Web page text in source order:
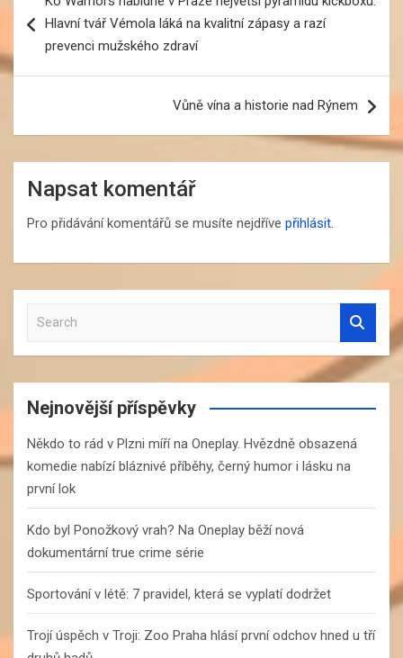
pro
příspěvek
Hlavní tvář Vémola láká na kvalitní zápasy a razí
prevenci mužského zdraví
Vůně vína a historie nad Rýnem
Napsat komentář
Pro přidávání komentářů se musíte nejdříve přihlásit.
a
r
c
Nejnovější příspěvky
Někdo to rád v Plzni míří na Oneplay. Hvězdně obsazená
komedie nabízí bláznivé příběhy, černý humor i lásku na
první lok
Kdo byl Ponožkový vrah? Na Oneplay běží nová
dokumentární true crime série
Sportování v létě: 7 pravidel, která se vyplatí dodržet
Trojí úspěch v Troji: Zoo Praha hlásí první odchov hned u tří